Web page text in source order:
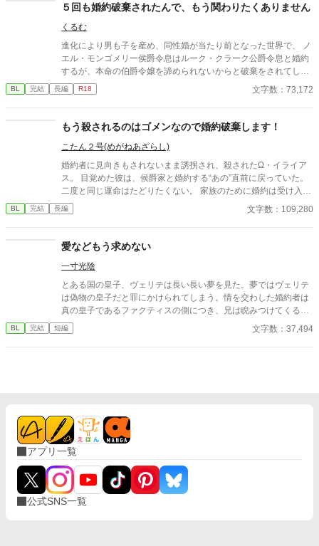
５回も婚約破棄されたんで、もう関わりたくありません
くるむ
進化により男も子を産め、同性婚が当たり前となった世界で、 ノ
エル・モンゴメリー侯爵令息はルーク・クラーク公爵令息と婚約
するが、本命の伯爵令嬢を諦められないからと破棄をされてしま
う。その後辛い日々を送り若くして死んでしまうが、なぜかいつ
も婚約破棄をされる朝に巻き戻ってしまう。しかも５回も。 だが
る前まで巻き戻っていた。 今度こそ、自分が不幸になる切っ掛け
となるルークに近づかないようにと決意するノエルだが……。
BL 完結 長編 R18 文字数：73,172
もう殺されるのはゴメンなので婚約破棄します！
こたん２号(めがねあざらし)
婚約者に見向きもされないまま誘拐され、殺されたΩ・イライア
ス。 目覚めた彼は、侯爵家と婚約する“あの”直前に戻っていた。
二度と同じ運命はたどりたくない。 家族のために婚約は受け入れ
るが、なんとか相手に嫌われて破談を狙うことに決める。 だが目
の前に現れた侯爵・アルバートは、前世とはまるで別人のように
BL 完結 長編 文字数：109,280
愛などもう求めない
一寸光陰
とある国の皇子、ヴェリテは長い長い夢を見た。夢ではヴェリテ
は偽物の皇子だと罪にかけられてしまう。情を交わした婚約者は
真の皇子であるファクティスの側につき、兄は睨みつけてくる。
そして、とうとう父親である皇帝は処刑を命じた。 「僕のことを
1度でも愛してくれたことはありましたか？」 「お前のことを一
BL 完結 短編 文字数：37,494
アプリ一覧
公式SNS一覧